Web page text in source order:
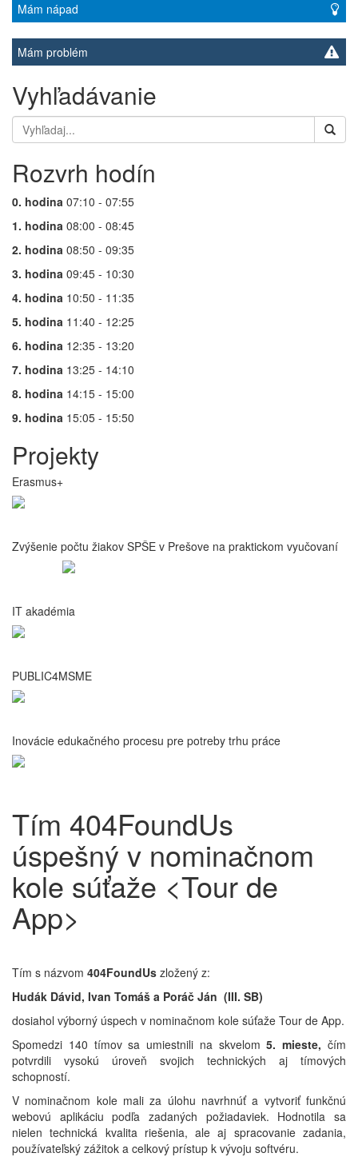
Mám nápad
Mám problém
Vyhľadávanie
Rozvrh hodín
0. hodina 07:10 - 07:55
1. hodina 08:00 - 08:45
2. hodina 08:50 - 09:35
3. hodina 09:45 - 10:30
4. hodina 10:50 - 11:35
5. hodina 11:40 - 12:25
6. hodina 12:35 - 13:20
7. hodina 13:25 - 14:10
8. hodina 14:15 - 15:00
9. hodina 15:05 - 15:50
Projekty
Erasmus+
Zvýšenie počtu žiakov SPŠE v Prešove na praktickom vyučovaní
IT akadémia
PUBLIC4MSME
Inovácie edukačného procesu pre potreby trhu práce
Tím 404FoundUs
úspešný v nominačnom
kole súťaže <Tour de
App>
Tím s názvom 404FoundUs zložený z:
Hudák Dávid, Ivan Tomáš a Poráč Ján (III. SB)
dosiahol výborný úspech v nominačnom kole súťaže Tour de App.
Spomedzi 140 tímov sa umiestnili na skvelom5. mieste,čím
potvrdili vysokú úroveň svojich technických aj tímových
schopností.
V nominačnom kole mali za úlohu navrhnúť a vytvoriť funkčnú
webovú aplikáciu podľa zadaných požiadaviek. Hodnotila sa
nielen technická kvalita riešenia, ale aj spracovanie zadania,
používateľský zážitok a celkový prístup k vývoju softvéru.